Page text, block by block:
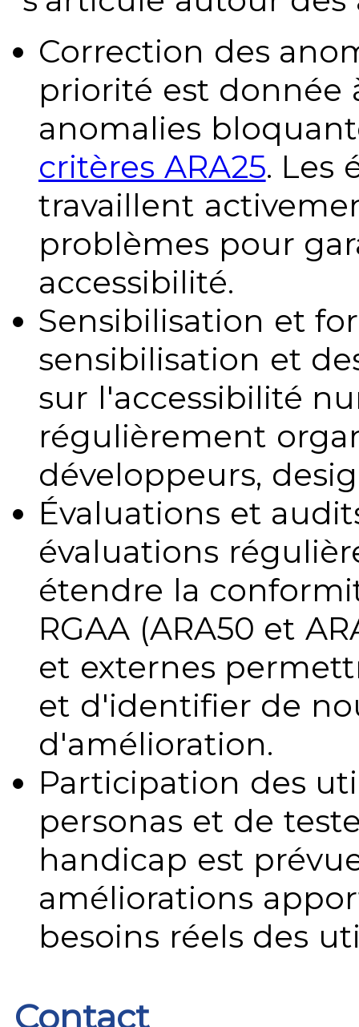
Correction des
priorité est donnée
anomalies
critères ARA25. Les
travaillent
problèmes pour
accessibilité.
Sensibilisation et
sensibilisation et
sur l'accessibilité
régulièrement
développeurs,
Évaluations et
évaluations
étendre la
RGAA (ARA50 et
et externes
et d'identifier de
d'amélioration.
Participation des
personas et de
handicap est
améliorations
besoins réels des
Contact